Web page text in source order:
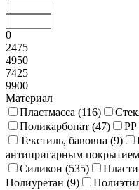
0
2475
4950
7425
9900
Материал
Пластмасса (116)
Поликарбонат (47)
Текстиль, бавовна (9)
антипригарным
Силикон (535)
Полиуретан (9)